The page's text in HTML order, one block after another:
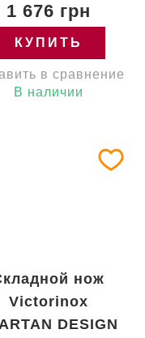
1 676 грн
КУПИТЬ
в сравнение
В наличии
нож
Victorinox
DESIGN